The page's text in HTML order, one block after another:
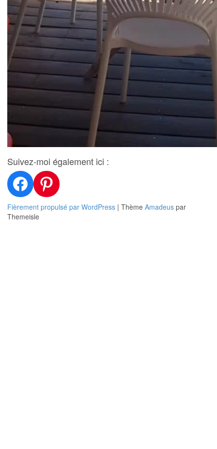
Suivez-moi également ici :
Facebook
Pinterest
Fièrement propulsé par WordPress | Thème Amadeus par
Themeisle